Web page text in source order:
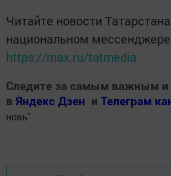
Читайте новости
национальном
https://max.ru/tatmedia
Следите за самым важным
в Яндекс Дзен и Телеграм
новь"